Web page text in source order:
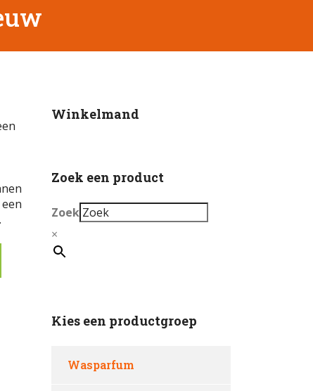
Winkelmand
Zoek een product
Zoek
×
Kies een productgroep
Wasparfum